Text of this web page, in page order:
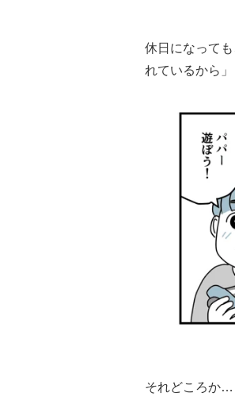
休日になって
れているから」
それどころか